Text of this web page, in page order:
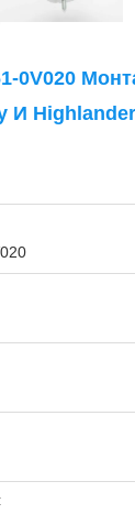
0V020
И Highlander